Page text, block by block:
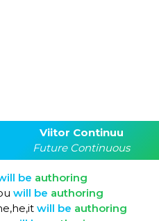
Viitor Continuu
Future Continuous
be authoring
will be authoring
will be authoring